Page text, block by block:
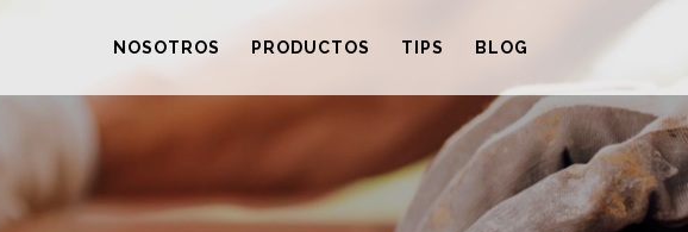
NOSOTROS PRODUCTOS TIPS BLOG